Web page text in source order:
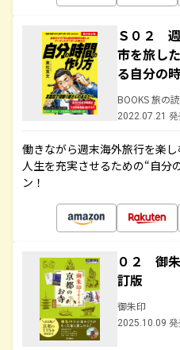
Ｓ０２
市を旅し
る自分の
BOOKS 旅の
2022.07.21
働きながら週末海外旅行を楽
人生を充実させるための“自分
ン！
０２ 御
訂版
御朱印
2025.10.09